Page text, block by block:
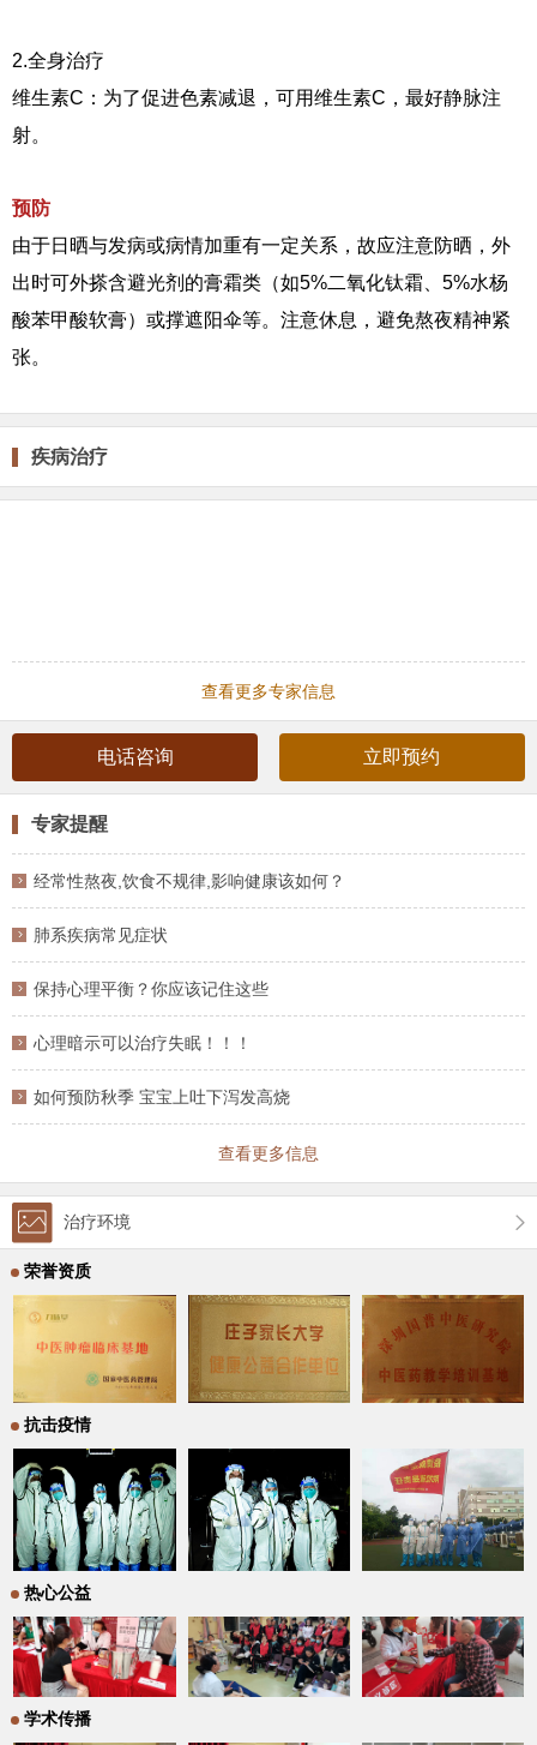
2.全身治疗
维生素C：为了促进色素减退，可用维生素C，最好静脉注
射。
预防
由于日晒与发病或病情加重有一定关系，故应注意防晒，外
出时可外搽含避光剂的膏霜类（如5%二氧化钛霜、5%水杨
酸苯甲酸软膏）或撑遮阳伞等。注意休息，避免熬夜精神紧
张。
疾病治疗
查看更多专家信息
电话咨询 立即预约
专家提醒
经常性熬夜,饮食不规律,影响健康该如何？
肺系疾病常见症状
保持心理平衡？你应该记住这些
心理暗示可以治疗失眠！！！
如何预防秋季 宝宝上吐下泻发高烧
查看更多信息
治疗环境
荣誉资质
抗击疫情
热心公益
学术传播